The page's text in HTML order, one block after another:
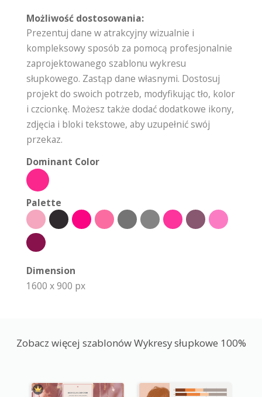
Możliwość dostosowania:
Prezentuj dane w atrakcyjny wizualnie i
kompleksowy sposób za pomocą profesjonalnie
zaprojektowanego szablonu wykresu
słupkowego. Zastąp dane własnymi. Dostosuj
projekt do swoich potrzeb, modyfikując tło, kolor
i czcionkę. Możesz także dodać dodatkowe ikony,
zdjęcia i bloki tekstowe, aby uzupełnić swój
przekaz.
Dominant Color
Palette
Dimension
1600 x 900 px
Zobacz więcej szablonów Wykresy słupkowe 100%